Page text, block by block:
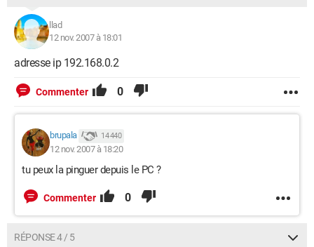
llad
12 nov. 2007 à 18:01
adresse ip 192.168.0.2
Commenter 0
brupala 14 440
12 nov. 2007 à 18:20
tu peux la pinguer depuis le PC ?
Commenter 0
RÉPONSE 4 / 5